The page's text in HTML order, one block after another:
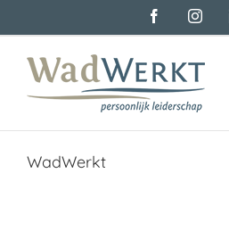
to
content
Facebook
WadWerkt